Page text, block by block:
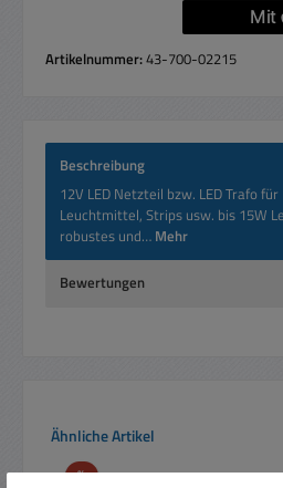
Artikelnummer:43-700-02215
Beschreibung
12V LED Netzteil bzw. LED Trafo für
Leuchtmittel, Strips usw. bis 15W
robustes und… Mehr
Bewertungen
Produktgalerie überspringen
Ähnliche Artikel
%Rabatt